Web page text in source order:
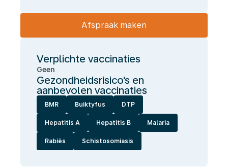
Afspraak maken
Verplichte vaccinaties
Geen
Gezondheidsrisico's en
aanbevolen vaccinaties
BMR Buiktyfus DTP
Hepatitis A Hepatitis B Malaria
Rabiës Schistosomiasis